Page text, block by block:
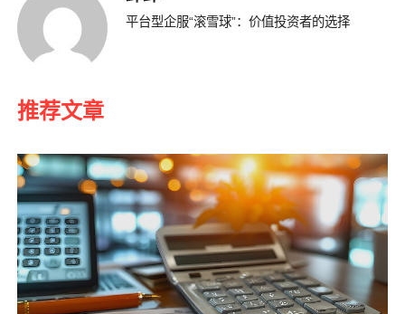
平台型企服“滚雪球”：价值投资者的选择
推荐文章